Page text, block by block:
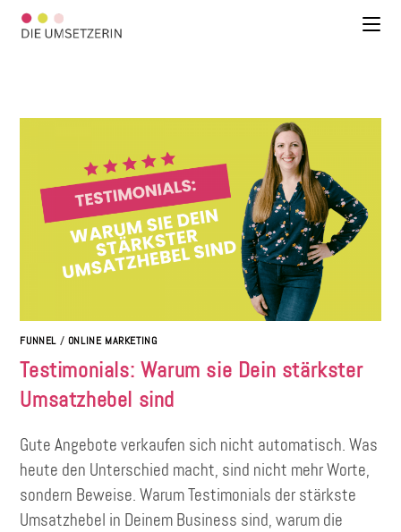
FUNNEL / ONLINE MARKETING
Testimonials: Warum sie Dein stärkster
Umsatzhebel sind
Gute Angebote verkaufen sich nicht automatisch. Was
heute den Unterschied macht, sind nicht mehr Worte,
sondern Beweise. Warum Testimonials der stärkste
Umsatzhebel in Deinem Business sind, warum die